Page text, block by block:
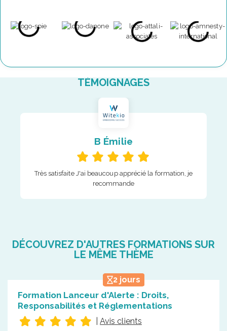
TÉMOIGNAGES
B Émilie
Très satisfaite J'ai beaucoup apprécié la formation, je
recommande
DÉCOUVREZ D'AUTRES FORMATIONS SUR
LE MÊME THÈME
2 jours
Formation Lanceur d'Alerte : Droits,
Responsabilités et Réglementations
Avis clients